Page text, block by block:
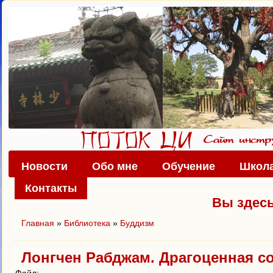
Новости Обо мне Обучение
Контакты
Вы
Главная » Библиотека » Буддизм
Лонгчен Рабджам. Драгоценная